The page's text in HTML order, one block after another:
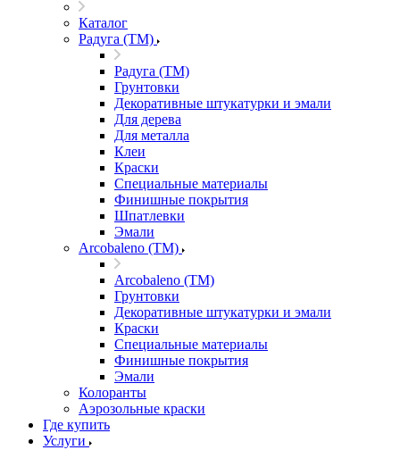
Каталог
Радуга (ТМ)
Радуга (ТМ)
Грунтовки
Декоративные штукатурки и эмали
Для дерева
Для металла
Клеи
Краски
Специальные материалы
Финишные покрытия
Шпатлевки
Эмали
Arcobaleno (ТМ)
Arcobaleno (ТМ)
Грунтовки
Декоративные штукатурки и эмали
Краски
Специальные материалы
Финишные покрытия
Эмали
Колоранты
Аэрозольные краски
Где купить
Услуги